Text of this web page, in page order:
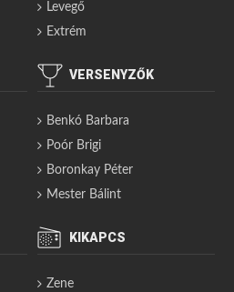
Levegő
Extrém
VERSENYZŐK
Benkó Barbara
Poór Brigi
Boronkay Péter
Mester Bálint
KIKAPCS
Zene